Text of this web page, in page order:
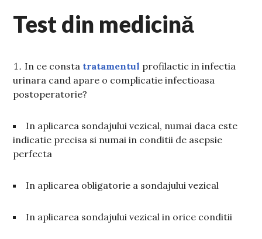
Test din medicină
In ce consta tratamentul profilactic in infectia
urinara cand apare o complicatie infectioasa
postoperatorie?
In aplicarea sondajului vezical, numai daca este
indicatie precisa si numai in conditii de asepsie
perfecta
In aplicarea obligatorie a sondajului vezical
In aplicarea sondajului vezical in orice conditii